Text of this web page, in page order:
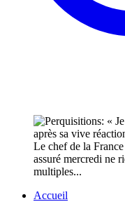
Le chef de la
assuré mercredi ne
multiples...
Accueil